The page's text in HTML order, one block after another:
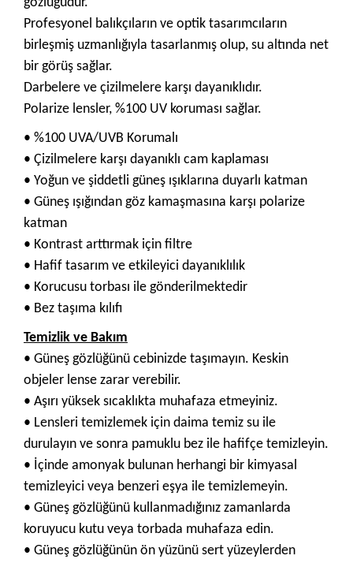
Profesyonel balıkçıların ve optik tasarımcıların
birleşmiş uzmanlığıyla tasarlanmış olup, su altında net
bir görüş sağlar.
Darbelere ve çizilmelere karşı dayanıklıdır.
Polarize lensler, %100 UV koruması sağlar.
• %100 UVA/UVB Korumalı
• Çizilmelere karşı dayanıklı cam kaplaması
• Yoğun ve şiddetli güneş ışıklarına duyarlı katman
• Güneş ışığından göz kamaşmasına karşı polarize
katman
• Kontrast arttırmak için filtre
• Hafif tasarım ve etkileyici dayanıklılık
• Korucusu torbası ile gönderilmektedir
• Bez taşıma kılıfı
Temizlik ve Bakım
• Güneş gözlüğünü cebinizde taşımayın. Keskin
objeler lense zarar verebilir.
• Aşırı yüksek sıcaklıkta muhafaza etmeyiniz.
• Lensleri temizlemek için daima temiz su ile
durulayın ve sonra pamuklu bez ile hafifçe temizleyin.
• İçinde amonyak bulunan herhangi bir kimyasal
temizleyici veya benzeri eşya ile temizlemeyin.
• Güneş gözlüğünü kullanmadığınız zamanlarda
koruyucu kutu veya torbada muhafaza edin.
• Güneş gözlüğünün ön yüzünü sert yüzeylerden